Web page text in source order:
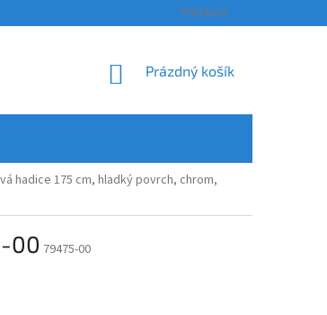
ODSTOUPENÍ OD SMLOUVY A
Přihlášení
NÁKUPNÍ
Prázdný košík
hadice 175 cm, hladký povrch, chrom,
00 79475-00